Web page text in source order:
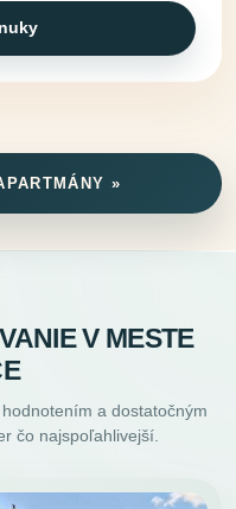
»
V MESTE
a dostatočným
čo najspoľahlivejší.